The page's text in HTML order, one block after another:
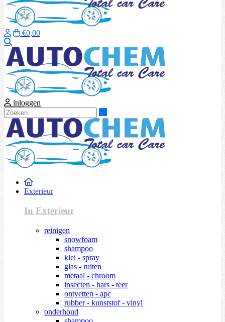
€0,00
inloggen
Exterieur
In Exterieur
reinigen
snowfoam
shampoo
klei - spray
glas - ruiten
metaal - chroom
insecten - hars - teer
ontvetten - apc
rubber - kunststof - vinyl
onderhoud